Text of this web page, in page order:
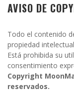
AVISO DE
Todo el contenido
propiedad
Está prohibida su
consentimiento
Copyright
reservados.